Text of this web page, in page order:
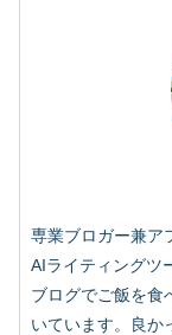
専業ブロガー兼ア
AIライティングツ
ブログでご飯を食
いています。良か